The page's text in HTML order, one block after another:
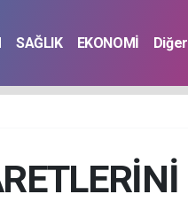
SAĞLIK EKONOMİ Diğer